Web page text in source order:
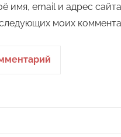
имя, email и адрес
моих